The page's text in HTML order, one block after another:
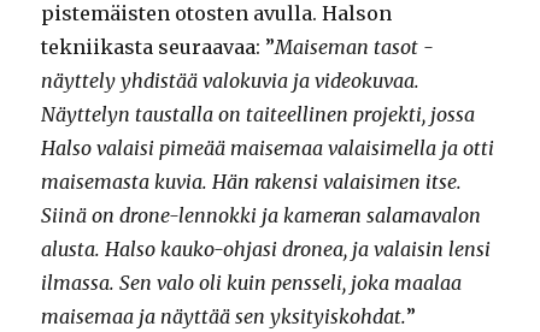
pistemäisten otosten avulla. Halson
tekniikasta seuraavaa: ”Maiseman tasot -
näyttely yhdistää valokuvia ja videokuvaa.
Näyttelyn taustalla on taiteellinen projekti, jossa
Halso valaisi pimeää maisemaa valaisimella ja otti
maisemasta kuvia. Hän rakensi valaisimen itse.
Siinä on drone-lennokki ja kameran salamavalon
alusta. Halso kauko-ohjasi dronea, ja valaisin lensi
ilmassa. Sen valo oli kuin pensseli, joka maalaa
maisemaa ja näyttää sen yksityiskohdat.”